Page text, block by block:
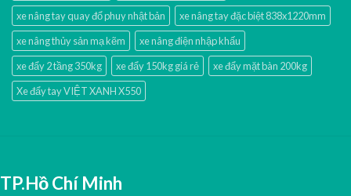
xe nâng tay quay đổ phuy nhật bản
xe nâng tay đặc biệt 838x1220mm
xe nâng thủy sản mạ kẽm
xe nâng điện nhập khấu
xe đẩy 2 tầng 350kg
xe đẩy 150kg giá rẻ
xe đẩy mặt bàn 200kg
Xe đẩy tay VIỆT XANH X550
TP.Hồ Chí Minh